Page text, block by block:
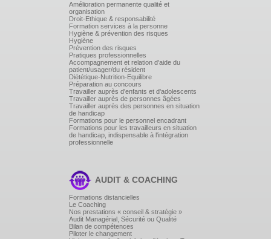
Amélioration permanente qualité et
organisation
Droit-Ethique & responsabilité
Formation services à la personne
Hygiène & prévention des risques
Hygiène
Prévention des risques
Pratiques professionnelles
Accompagnement et relation d'aide du
patient/usager/du résident
Diététique-Nutrition-Equilibre
Préparation au concours
Travailler auprès d'enfants et d'adolescents
Travailler auprès de personnes âgées
Travailler auprès des personnes en situation
de handicap
Formations pour le personnel encadrant
Formations pour les travailleurs en situation
de handicap, indispensable à l'intégration
professionnelle
AUDIT & COACHING
Formations distancielles
Le Coaching
Nos prestations « conseil & stratégie »
Audit Managérial, Sécurité ou Qualité
Bilan de compétences
Piloter le changement